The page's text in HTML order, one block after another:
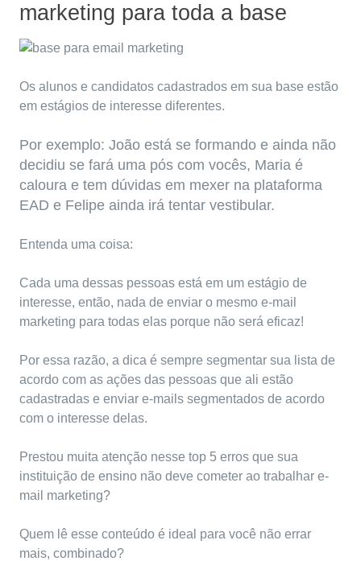
marketing para toda a base
Os alunos e candidatos cadastrados em sua base estão
em estágios de interesse diferentes.
Por exemplo: João está se formando e ainda não
decidiu se fará uma pós com vocês, Maria é
caloura e tem dúvidas em mexer na plataforma
EAD e Felipe ainda irá tentar vestibular.
Entenda uma coisa:
Cada uma dessas pessoas está em um estágio de
interesse, então, nada de enviar o mesmo e-mail
marketing para todas elas porque não será eficaz!
Por essa razão, a dica é sempre segmentar sua lista de
acordo com as ações das pessoas que ali estão
cadastradas e enviar e-mails segmentados de acordo
com o interesse delas.
Prestou muita atenção nesse top 5 erros que sua
instituição de ensino não deve cometer ao trabalhar e-
mail marketing?
Quem lê esse conteúdo é ideal para você não errar
mais, combinado?